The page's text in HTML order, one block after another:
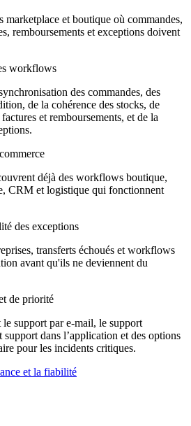
et boutique où commandes,
remboursements et exceptions doivent
workflows
des commandes, des
de la cohérence des stocks, de
et remboursements, et de la
déjà des workflows boutique,
CRM et logistique qui fonctionnent
des exceptions
transferts échoués et workflows
avant qu'ils ne deviennent du
de priorité
support par e-mail, le support
dans l’application et des options
pour les incidents critiques.
et la fiabilité